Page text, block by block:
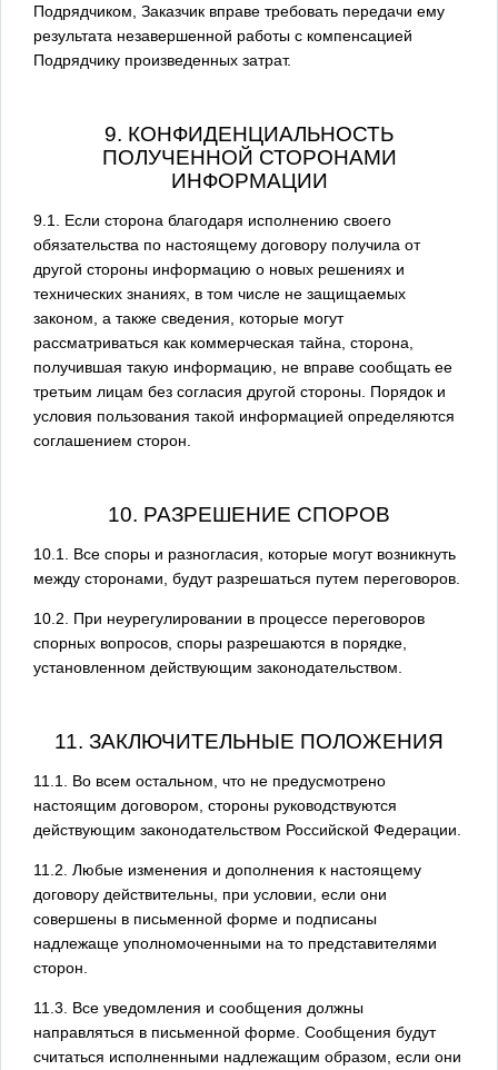
Подрядчиком, Заказчик вправе требовать передачи ему
результата незавершенной работы с компенсацией
Подрядчику произведенных затрат.
9. КОНФИДЕНЦИАЛЬНОСТЬ
ПОЛУЧЕННОЙ СТОРОНАМИ
ИНФОРМАЦИИ
9.1. Если сторона благодаря исполнению своего
обязательства по настоящему договору получила от
другой стороны информацию о новых решениях и
технических знаниях, в том числе не защищаемых
законом, а также сведения, которые могут
рассматриваться как коммерческая тайна, сторона,
получившая такую информацию, не вправе сообщать ее
третьим лицам без согласия другой стороны. Порядок и
условия пользования такой информацией определяются
соглашением сторон.
10. РАЗРЕШЕНИЕ СПОРОВ
10.1. Все споры и разногласия, которые могут возникнуть
между сторонами, будут разрешаться путем переговоров.
10.2. При неурегулировании в процессе переговоров
спорных вопросов, споры разрешаются в порядке,
установленном действующим законодательством.
11. ЗАКЛЮЧИТЕЛЬНЫЕ ПОЛОЖЕНИЯ
11.1. Во всем остальном, что не предусмотрено
настоящим договором, стороны руководствуются
действующим законодательством Российской Федерации.
11.2. Любые изменения и дополнения к настоящему
договору действительны, при условии, если они
совершены в письменной форме и подписаны
надлежаще уполномоченными на то представителями
сторон.
11.3. Все уведомления и сообщения должны
направляться в письменной форме. Сообщения будут
считаться исполненными надлежащим образом, если они